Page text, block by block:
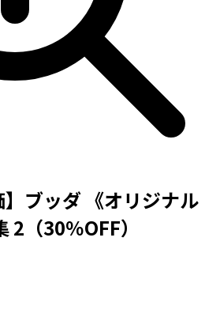
】ブッダ 《オリジナル
2（30％OFF）